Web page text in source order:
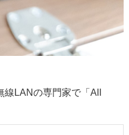
LANの専門家で「All